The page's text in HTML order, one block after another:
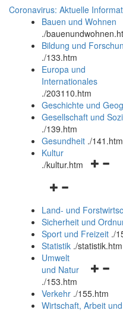
Coronavirus: Aktuelle
Bauen und Wohnen
./
Bildung und
./133.htm
Europa und
Internationales
./203110.htm
Geschichte und
Gesellschaft und
./139.htm
Gesundheit ./141.htm
Kultur
./kultur.htm
Navigationsmenü
und
schließen
Land- und
Sicherheit und
Sport und Freizeit ./
Statistik ./statistik.htm
und
Umwelt
und Natur
./153.htm
Verkehr ./155.htm
Wirtschaft, Arbeit